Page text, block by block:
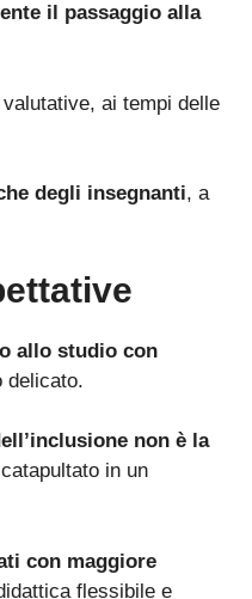
il passaggio alla
ai tempi delle
degli insegnanti, a
allo studio con
delicato.
non è la
in un
con maggiore
flessibile e